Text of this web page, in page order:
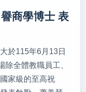
商學博士 表
於115年6月13日
除全體教職員工、
家級的至高祝